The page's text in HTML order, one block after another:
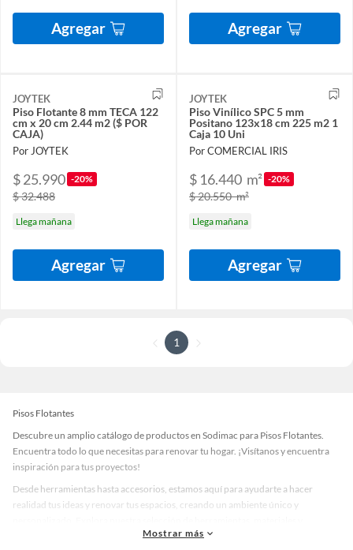
Agregar Agregar
JOYTEK
Piso Flotante 8 mm TECA 122
cm x 20 cm 2.44 m2 ($ POR
CAJA)
Por JOYTEK
$ 25.990 -20%
$ 32.488
Llega mañana
Agregar
JOYTEK
Piso Vinílico SPC 5 mm
Positano 123x18 cm 225 m2 1
Caja 10 Uni
Por COMERCIAL IRIS
$ 16.440 m² -20%
$ 20.550m²
Llega mañana
Agregar
1
Pisos Flotantes
Descubre un amplio catálogo de productos en Sodimac para Pisos Flotantes.
Encuentra todo lo que necesitas para renovar tu hogar. ¡Visítanos y encuentra
inspiración para tus proyectos!
Desde herramientas hasta accesorios, estamos aquí para ayudarte a hacer
realidad tus ideas y renovar tus espacios, creando un ambiente único y
accesorios de calidad que te ayudarán a crear un espacio más tú.
Mostrar más